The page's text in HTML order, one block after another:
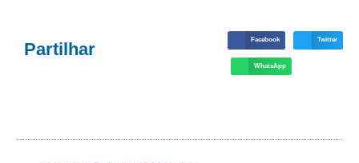
Partilhar Facebook Twitter
WhatsApp